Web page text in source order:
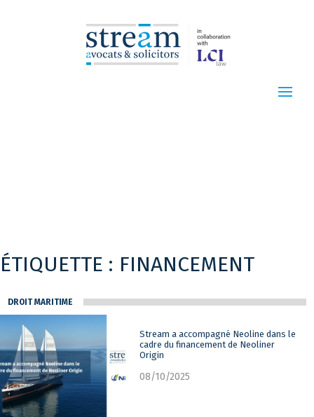
ÉTIQUETTE : FINANCEMENT
DROIT MARITIME
Stream a accompagné Neoline dans le
cadre du financement de Neoliner
Origin
08/10/2025